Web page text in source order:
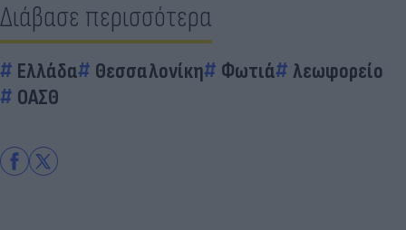
Διάβασε περισσότερα
Ελλάδα Θεσσαλονίκη Φωτιά
λεωφορείο
ΟΑΣΘ